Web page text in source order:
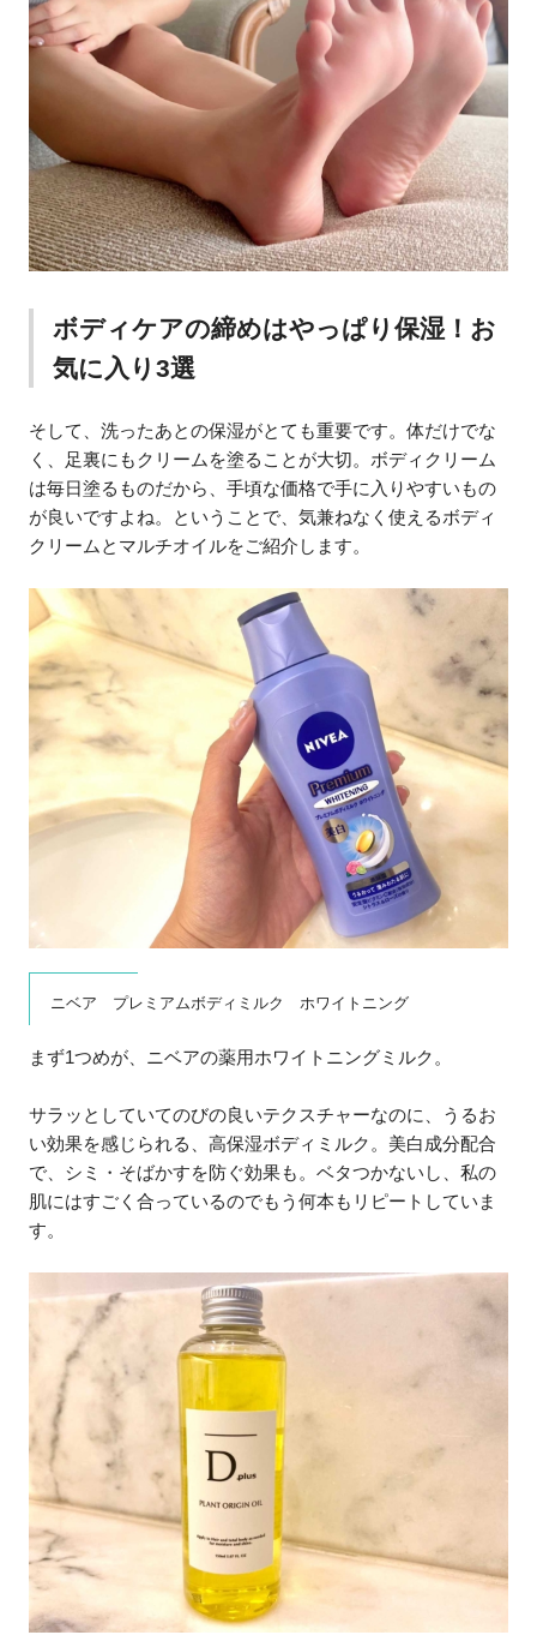
ボディケアの締めはやっぱり保湿！お
気に入り3選
そして、洗ったあとの保湿がとても重要です。体だけでな
く、足裏にもクリームを塗ることが大切。ボディクリーム
は毎日塗るものだから、手頃な価格で手に入りやすいもの
が良いですよね。ということで、気兼ねなく使えるボディ
クリームとマルチオイルをご紹介します。
ニベア プレミアムボディミルク ホワイトニング
まず1つめが、ニベアの薬用ホワイトニングミルク。
サラッとしていてのびの良いテクスチャーなのに、うるお
い効果を感じられる、高保湿ボディミルク。美白成分配合
で、シミ・そばかすを防ぐ効果も。ベタつかないし、私の
肌にはすごく合っているのでもう何本もリピートしていま
す。